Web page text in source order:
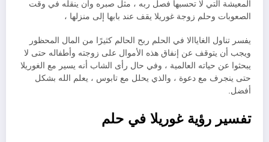
المعيشة التي لا تحسبها فصل ربه ، مثل صبره وأن ينقله في وقت
الصعوبات وحلم زوجة غوريلا يقف عند بابها إلى منزلها ،
يفسر تناول الغاياالا في الحلم ربح الحالم كثيرًا من المال المحظور
ويجب أن يتوقف عن إنفاق هذه الأموال على زوجته وأطفاله حتى لا
يبحثوا عن حياته العالمية ، وفي حال رأى الشاب أنه يسير مع الغوريلا
حتى ينجرف مع دعوة ، والذي يحلل مع تابوس ، يعلم الله بشكل
أفضل.
تفسير رؤية غوريلا في حلم